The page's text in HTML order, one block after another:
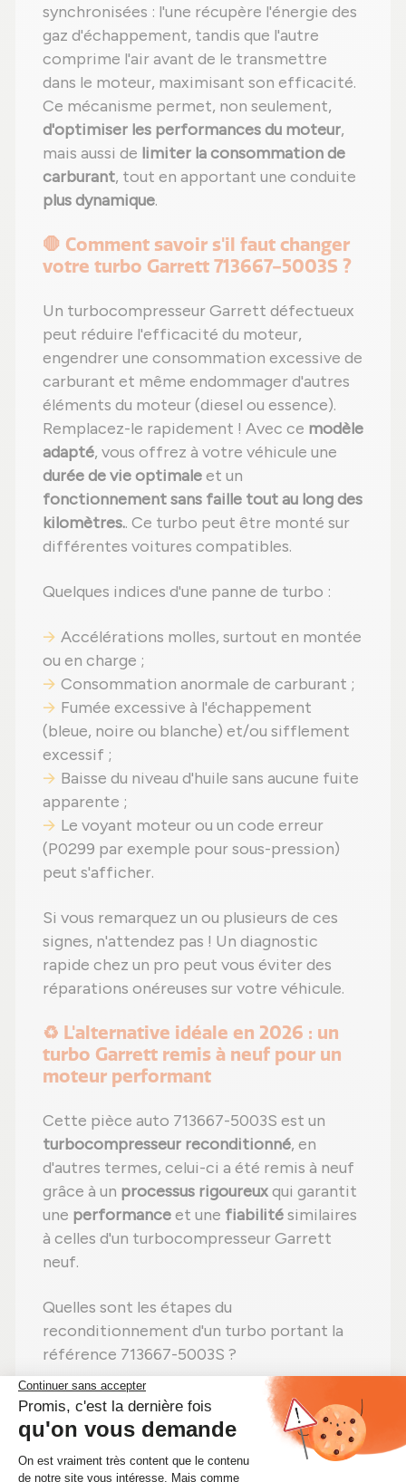
synchronisées : l'une récupère l'énergie des
gaz d'échappement, tandis que l'autre
comprime l'air avant de le transmettre
dans le moteur, maximisant son efficacité.
Ce mécanisme permet, non seulement,
d'optimiser les performances du moteur,
mais aussi de limiter la consommation de
carburant, tout en apportant une conduite
plus dynamique.
🛑 Comment savoir s'il faut changer
votre turbo Garrett 713667-5003S ?
Un turbocompresseur Garrett défectueux
peut réduire l'efficacité du moteur,
engendrer une consommation excessive de
carburant et même endommager d'autres
éléments du moteur (diesel ou essence).
Remplacez-le rapidement ! Avec ce modèle
adapté, vous offrez à votre véhicule une
durée de vie optimaleet un
fonctionnement sans faille tout au long des
kilomètres.. Ce turbo peut être monté sur
différentes voitures compatibles.
Quelques indices d'une panne de turbo :
Accélérations molles, surtout en montée
ou en charge ;
Consommation anormale de carburant ;
Fumée excessive à l'échappement
(bleue, noire ou blanche) et/ou sifflement
excessif ;
Baisse du niveau d'huile sans aucune fuite
apparente ;
Le voyant moteur ou un code erreur
(P0299 par exemple pour sous-pression)
peut s'afficher.
Si vous remarquez un ou plusieurs de ces
signes, n'attendez pas ! Un diagnostic
rapide chez un pro peut vous éviter des
réparations onéreuses sur votre véhicule.
♻️ L'alternative idéale en 2026 : un
turbo Garrett remis à neuf pour un
moteur performant
Cette pièce auto 713667-5003S est un
turbocompresseur reconditionné, en
d'autres termes, celui-ci a été remis à neuf
grâce à un processus rigoureuxqui garantit
une performanceet une fiabilitésimilaires
à celles d'un turbocompresseur Garrett
neuf.
Quelles sont les étapes du
reconditionnement d'un turbo portant la
référence 713667-5003S ?
Étape 1 : Désassemblage
total pour un
contrôle complet ;
pour
éliminer toute impureté ;